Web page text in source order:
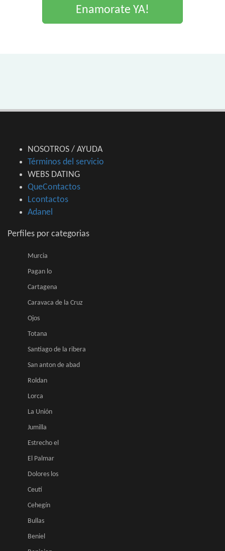
Enamorate YA!
NOSOTROS / AYUDA
Términos del servicio
WEBS DATING
QueContactos
Lcontactos
Adanel
Perfiles por categorias
Murcia
Pagan lo
Cartagena
Caravaca de la Cruz
Ojos
Totana
Santiago de la ribera
San anton de abad
Roldan
Lorca
La Unión
Jumilla
Estrecho el
El Palmar
Dolores los
Ceutí
Cehegín
Bullas
Beniel